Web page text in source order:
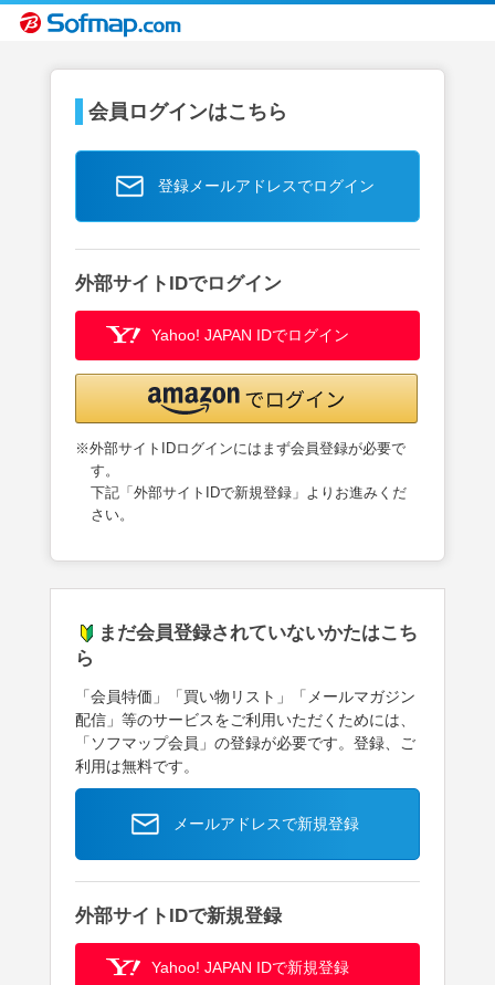
会員ログインはこちら
登録メールアドレスでログイン
外部サイトIDでログイン
Yahoo! JAPAN IDでログイン
※外部サイトIDログインにはまず会員登録が必要で
す。
下記「外部サイトIDで新規登録」よりお進みくだ
さい。
まだ会員登録されていないかたはこち
ら
「会員特価」「買い物リスト」「メールマガジン
配信」等のサービスをご利用いただくためには、
「ソフマップ会員」の登録が必要です。登録、ご
利用は無料です。
メールアドレスで新規登録
外部サイトIDで新規登録
Yahoo! JAPAN IDで新規登録